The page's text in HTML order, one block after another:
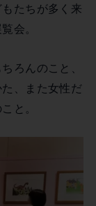
たちが多く来
会。
ろんのこと、
、また女性だ
と。